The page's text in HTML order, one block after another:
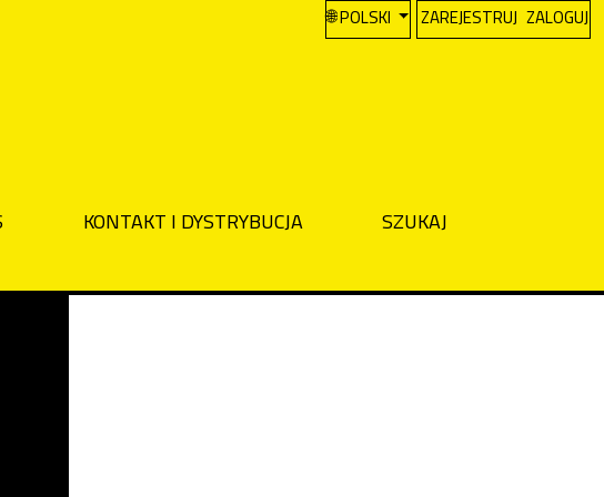
CHANGE THE LANGUAGE. THE
POLSKI ZAREJESTRUJ ZALOGUJ
KONTAKT I DYSTRYBUCJA
SZUKAJ